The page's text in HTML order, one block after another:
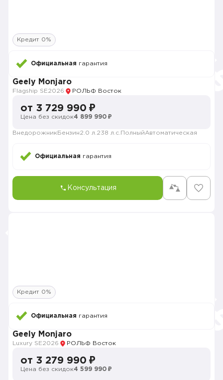
Кредит 0%
Официальная гарантия
Geely Monjaro
Flagship SE2026 РОЛЬФ Восток
от 3 729 990 ₽
Цена без скидок4 899 990 ₽
Внедорожник Бензин2.0 л. 238 л.с. ПолныйАвтоматическая
Официальная гарантия
Консультация
Кредит 0%
Официальная гарантия
Geely Monjaro
Luxury SE2026 РОЛЬФ Восток
от 3 279 990 ₽
Цена без скидок4 599 990 ₽